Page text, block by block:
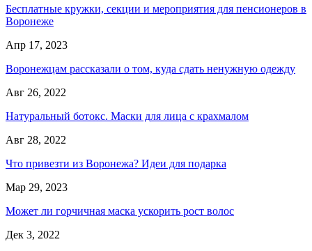
Бесплатные кружки, секции и мероприятия для пенсионеров в
Воронеже
Апр 17, 2023
Воронежцам рассказали о том, куда сдать ненужную одежду
Авг 26, 2022
Натуральный ботокс. Маски для лица с крахмалом
Авг 28, 2022
Что привезти из Воронежа? Идеи для подарка
Мар 29, 2023
Может ли горчичная маска ускорить рост волос
Дек 3, 2022